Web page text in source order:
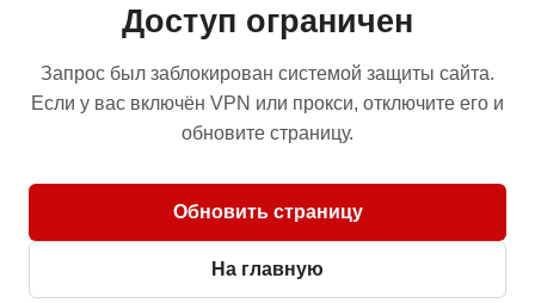
Доступ ограничен
Запрос был заблокирован системой защиты сайта.
Если у вас включён VPN или прокси, отключите его и
обновите страницу.
Обновить страницу
На главную